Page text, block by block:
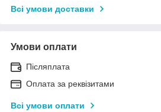
Всі умови доставки
Умови оплати
Післяплата
Оплата за реквізитами
Всі умови оплати